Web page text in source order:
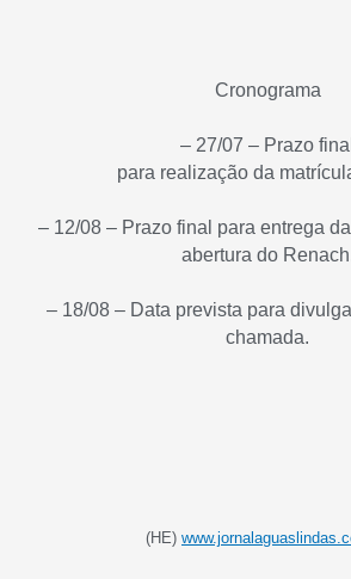
Cronograma
– 27/07 – Prazo final
para realização da
– 12/08 – Prazo final para entrega
abertura do
– 18/08 – Data prevista para
chamada.
(HE)